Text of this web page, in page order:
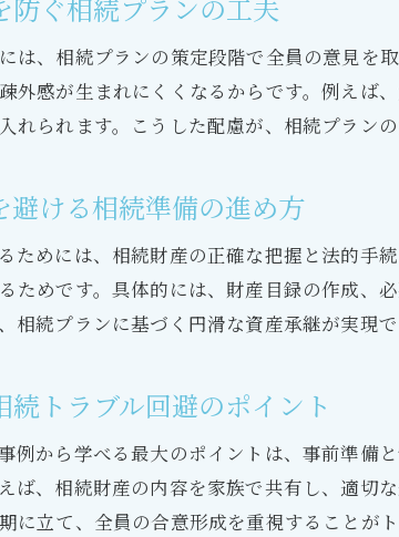
防ぐ相続プランの工夫
は、相続プランの策定段階で全員の意見を
外感が生まれにくくなるからです。例えば
れられます。こうした配慮が、相続プラン
避ける相続準備の進め方
ためには、相続財産の正確な把握と法的手
ためです。具体的には、財産目録の作成、
相続プランに基づく円滑な資産承継が実現で
続トラブル回避のポイント
例から学べる最大のポイントは、事前準備
ば、相続財産の内容を家族で共有し、適切
に立て、全員の合意形成を重視することが